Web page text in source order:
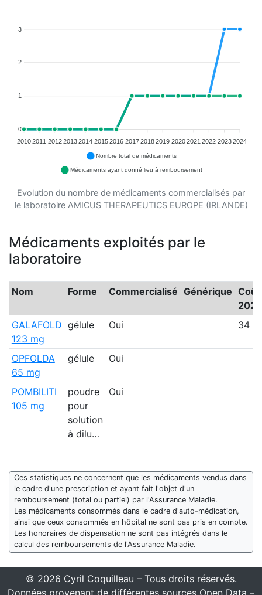
3
2
1
0
20102011 20122013 2014 20152016 2017 20182019 2020 2021 2022 20232024
Nombre total de médicaments
Médicaments ayant donné lieu à remboursement
Evolution du nombre de médicaments commercialisés par
le laboratoire AMICUS THERAPEUTICS EUROPE (IRLANDE)
Médicaments exploités par le
laboratoire
Nom Forme Commercialisé Générique Coût
2024
GALAFOLD
123 mg
gélule Oui 34
OPFOLDA
65 mg
gélule Oui
POMBILITI
105 mg
poudre
pour
solution
à dilu…
Oui
Ces statistiques ne concernent que les médicaments vendus dans
le cadre d'une prescription et ayant fait l'objet d'un
remboursement (total ou partiel) par l'Assurance Maladie.
Les médicaments consommés dans le cadre d'auto-médication,
ainsi que ceux consommés en hôpital ne sont pas pris en compte.
Les honoraires de dispensation ne sont pas intégrés dans le
calcul des remboursements de l'Assurance Maladie.
© 2026 Cyril Coquilleau – Tous droits réservés.
Données provenant de différentes sources Open Data –